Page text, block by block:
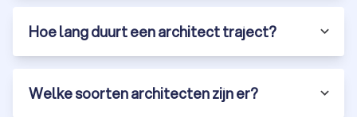
Hoe lang duurt een architect traject?
Welke soorten architecten zijn er?